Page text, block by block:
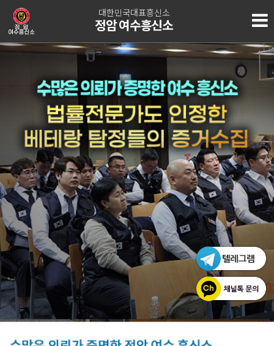
대한민국대표흥신소
정암 여수흥신소